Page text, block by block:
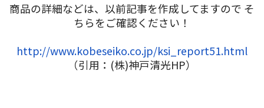
商品の詳細などは、以前記事を作成してますので そ
ちらをご確認ください！
http://www.kobeseiko.co.jp/ksi_report51.html
（引用：(株)神戸清光HP）